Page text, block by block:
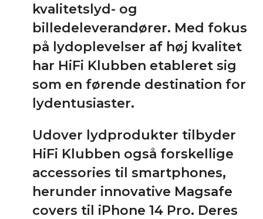
kvalitetslyd- og
billedeleverandører. Med fokus
på lydoplevelser af høj kvalitet
har HiFi Klubben etableret sig
som en førende destination for
lydentusiaster.
Udover lydprodukter tilbyder
HiFi Klubben også forskellige
accessories til smartphones,
herunder innovative Magsafe
covers til iPhone 14 Pro. Deres